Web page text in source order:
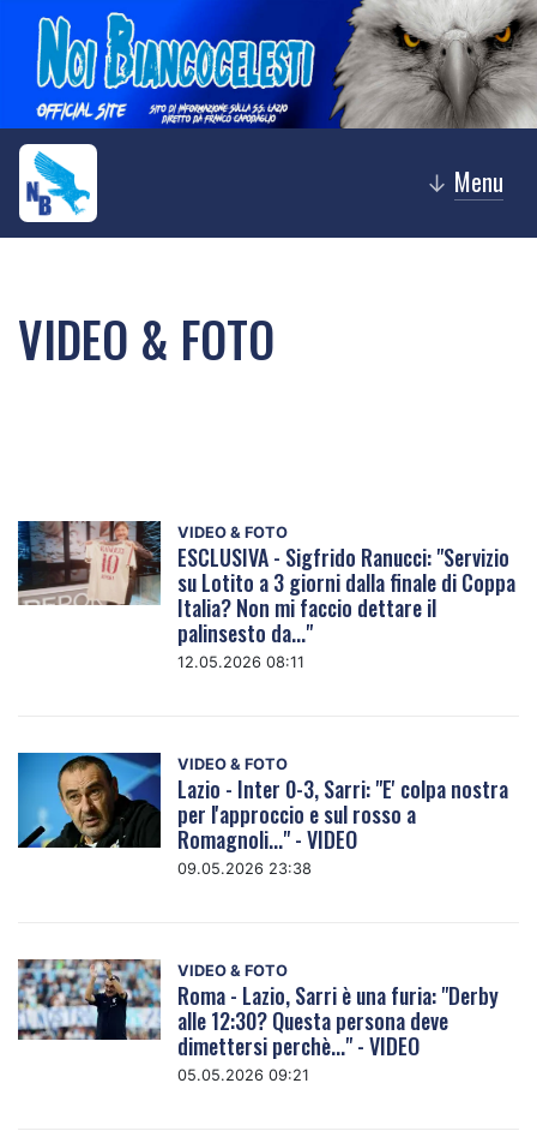
↓ Menu
VIDEO & FOTO
VIDEO & FOTO
ESCLUSIVA - Sigfrido Ranucci: "Servizio
su Lotito a 3 giorni dalla finale di Coppa
Italia? Non mi faccio dettare il
palinsesto da..."
12.05.2026 08:11
VIDEO & FOTO
Lazio - Inter 0-3, Sarri: "E' colpa nostra
per l'approccio e sul rosso a
Romagnoli..." - VIDEO
09.05.2026 23:38
VIDEO & FOTO
Roma - Lazio, Sarri è una furia: "Derby
alle 12:30? Questa persona deve
dimettersi perchè..." - VIDEO
05.05.2026 09:21